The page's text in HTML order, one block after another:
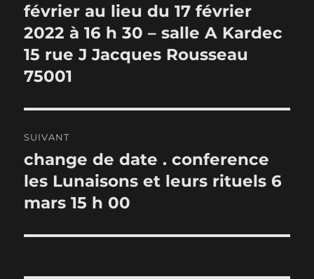
l’article
précédente :
février au lieu du 17 février
2022 à 16 h 30 – salle A Kardec
15 rue J Jacques Rousseau
75001
SUIVANT
Publication
suivante :
change de date . conference
les Lunaisons et leurs rituels 6
mars 15 h 00